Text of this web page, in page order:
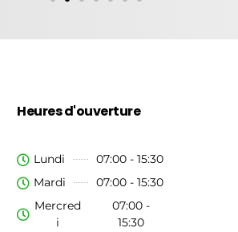
Heures d'ouverture
Lundi
07:00 - 15:30
Mardi
07:00 - 15:30
Mercred
i
07:00 -
15:30